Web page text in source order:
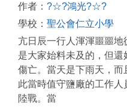
作者： ?☆?鴻光?☆?
學校： 聖公會仁立小學
亢日辰一行人渾渾噩噩
是大家始料未及的，但
傷亡。當天是下雨天，而
此當時值守鹽廠的工作
陸戰。當